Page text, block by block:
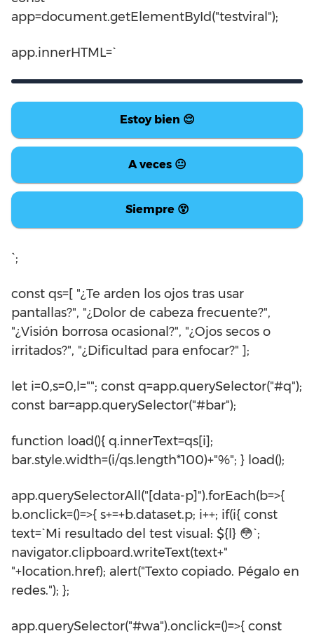
app=document.getElementById("testviral");
app.innerHTML=`
Estoy bien 😌
A veces 😐
Siempre 😵
`;
const qs=[ "¿Te arden los ojos tras usar
pantallas?", "¿Dolor de cabeza frecuente?",
"¿Visión borrosa ocasional?", "¿Ojos secos o
irritados?", "¿Dificultad para enfocar?" ];
let i=0,s=0,l=""; const q=app.querySelector("#q");
const bar=app.querySelector("#bar");
function load(){ q.innerText=qs[i];
bar.style.width=(i/qs.length*100)+"%"; } load();
app.querySelectorAll("[data-p]").forEach(b=>{
b.onclick=()=>{ s+=+b.dataset.p; i++; if(i{ const
text=`Mi resultado del test visual: ${l} 😳`;
navigator.clipboard.writeText(text+"
"+location.href); alert("Texto copiado. Pégalo en
redes."); };
app.querySelector("#wa").onclick=()=>{ const